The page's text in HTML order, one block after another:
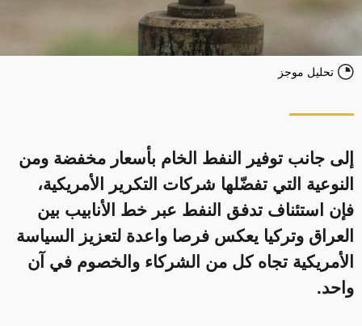
تحليل موجز
إلى جانب توفير النفط الخام بأسعار مخفضة ومن
النوعية التي تفضّلها شركات التكرير الأمريكية،
فإن استئناف تدفق النفط عبر خط الأنابيب بين
العراق وتركيا يعكس فرصا واعدة لتعزيز السياسة
الأمريكية تجاه كل من الشركاء والخصوم في آن
واحد.